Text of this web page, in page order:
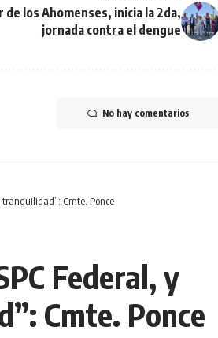
los Ahomenses, inicia la 2da,
jornada contra el dengue
No hay comentarios
tranquilidad”: Cmte. Ponce
Federal, y
Cmte. Ponce